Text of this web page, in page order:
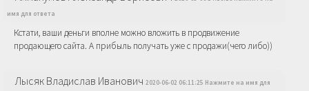
имя для ответа
Кстати, ваши деньги вполне можно вложить в продвижение
продающего сайта. А прибыль получать уже с продажи(чего либо))
Лысяк Владислав Иванович 2020-06-02 06:11:25 Нажмите на имя для